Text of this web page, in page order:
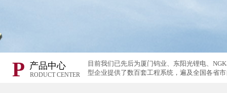
P
目前我们已先后为厦门钨业、东阳光锂电、
型企业提供了数百套工程系统，遍及全国各省
产品中心
RODUCT CENTER